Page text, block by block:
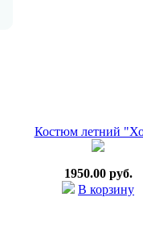
Костюм летний
1950.00 руб.
В корзину